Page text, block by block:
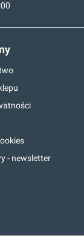
- newsletter